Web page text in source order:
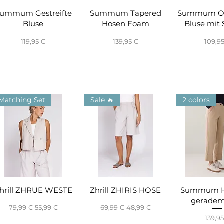
Schnellansicht
Gestreifte
Bluse
Preis
119,95 €
Schnellansicht
Summum Tapered
Hosen Foam
Preis
139,95 €
Summum
Bluse mit
Preis
Schnellansicht
Set
ZHRUE WESTE
Standardpreis
79,99 € Sale-Preis
55,99 €
Schnellansicht
Sale 🔥
Zhrill ZHIRIS HOSE
Standardpreis
69,99 € Sale-Preis
48,99 €
2 colors
Summum
Preis